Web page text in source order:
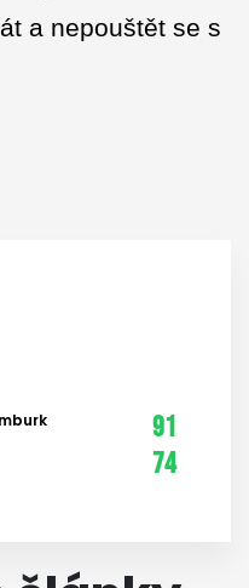
a nepouštět se s
91
74